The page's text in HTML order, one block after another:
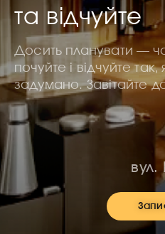
та відчуйте
Досить планувати —
почуйте і відчуйте
задумано. Завітайте
вул.